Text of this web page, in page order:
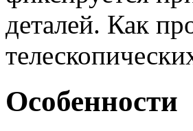
деталей. Как
Особенности